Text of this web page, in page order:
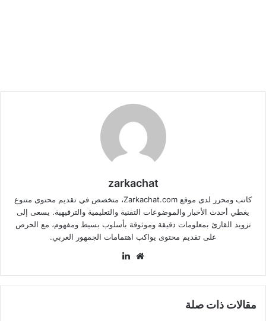
zarkachat
كاتب ومحرر لدى موقع Zarkachat.com، متخصص في تقديم محتوى متنوع
يغطي أحدث الأخبار والموضوعات التقنية والتعليمية والترفيهية. يسعى إلى
تزويد القارئ بمعلومات دقيقة وموثوقة بأسلوب بسيط ومفهوم، مع الحرص
على تقديم محتوى يواكب اهتمامات الجمهور العربي.
موقع
مقالات ذات صلة